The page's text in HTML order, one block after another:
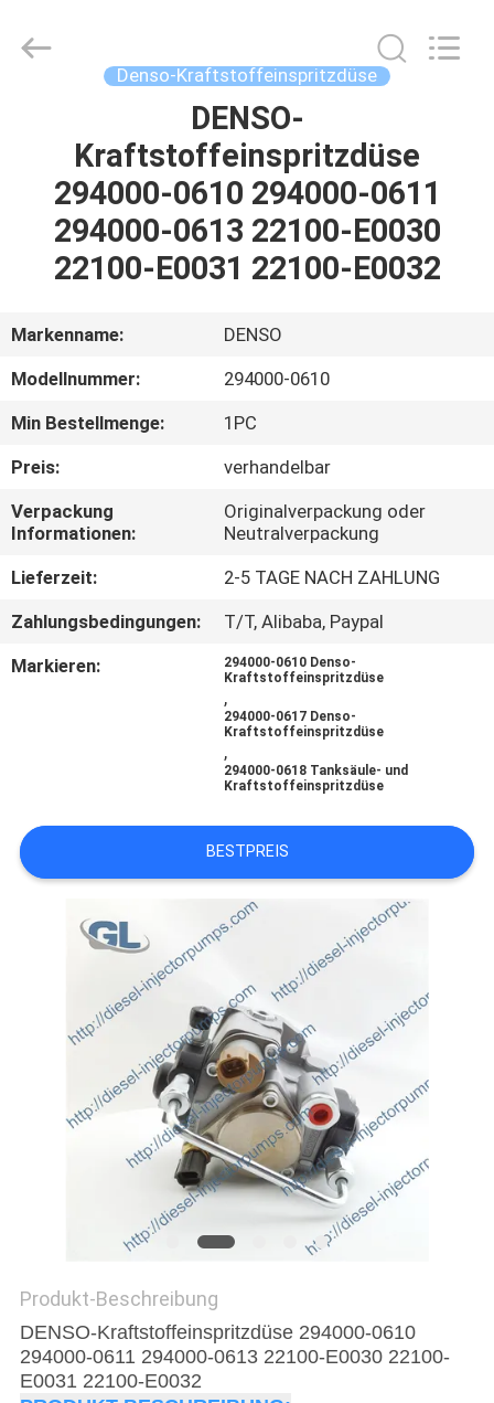
HAUSE
PRODUKTE
ÜBER
WERKSBESICHTIGUNG
QUALITÄTSKONTROLLE
BITTE
UM
DATENSCHUTZRICHTLINIE
Parts
Denso-Kraftstoffeinspritzdüse
DENSO-
Kraftstoffeinspritzdüse
294000-0610 294000-0611
294000-0613 22100-E0030
22100-E0031 22100-E0032
Markenname:
DENSO
Modellnummer:
294000-0610
Min Bestellmenge:
1PC
Preis:
verhandelbar
Verpackung
Informationen:
Originalverpackung oder
Neutralverpackung
Lieferzeit:
2-5 TAGE NACH ZAHLUNG
Zahlungsbedingungen:
T/T, Alibaba, Paypal
Markieren:
294000-0610 Denso-
Kraftstoffeinspritzdüse
,
294000-0617 Denso-
Kraftstoffeinspritzdüse
,
294000-0618 Tanksäule- und
Kraftstoffeinspritzdüse
BESTPREIS
Produkt-Beschreibung
DENSO-Kraftstoffeinspritzdüse 294000-0610
294000-0611 294000-0613 22100-E0030 22100-
E0031 22100-E0032